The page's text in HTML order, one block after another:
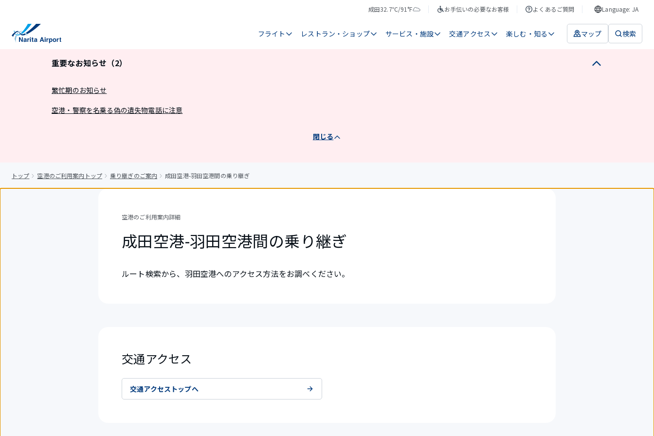
成田
気
32.7℃/91°F
天
お手伝いの必要なお客様 よくあるご質問 Language: JA
フライト レストラン・ショップ サービス・施設 交通アクセス 楽しむ・知る マップ 検索
重要なお知らせ（2）
繁忙期のお知らせ
空港・警察を名乗る偽の遺失物電話に注意
閉じる
トップ 空港のご利用案内トップ 乗り継ぎのご案内 成田空港-羽田空港間の乗り継ぎ
空港のご利用案内詳細
成田空港-羽田空港間の乗り継ぎ
ルート検索から、羽田空港へのアクセス方法をお調べください。
交通アクセス
交通アクセストップへ